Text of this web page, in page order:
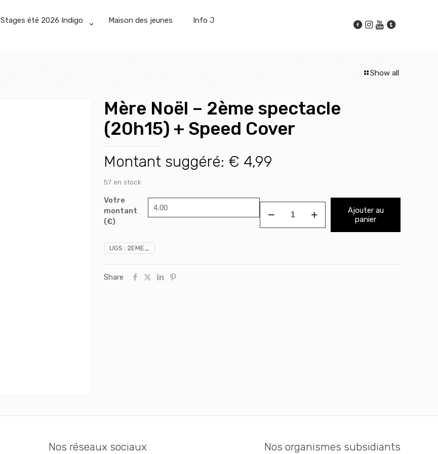
Stages été 2026 Indigo Maison des jeunes Info J
Show all
Mère Noël – 2ème spectacle
(20h15) + Speed Cover
Montant suggéré: € 4,99
57 en stock
Votre
montant
(€)
de
Mère
Ajouter au
panier
UGS : 2EME_
Share
Nos réseaux sociaux Nos organismes subsidiants